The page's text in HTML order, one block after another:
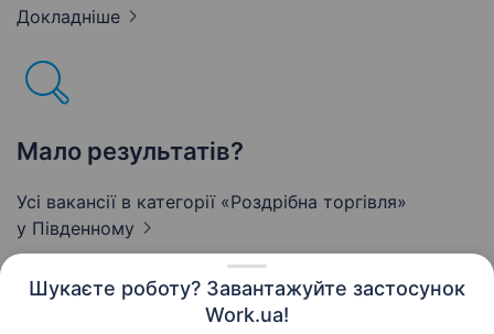
Шукаєте роботу? Завантажуйте застосунок
Work.ua!
Докладніше
Мало результатів?
Усі вакансії в категорії «Роздрібна торгівля»
у Південному